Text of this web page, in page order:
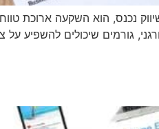
נכנס, הוא השקעה ארוכת
גורמים שיכולים להשפיע על